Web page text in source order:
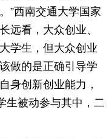
”西南交通大学国家
远看，大众创业、
学生，但大众创业
做的是正确引导学
身创新创业能力，
生被动参与其中，二